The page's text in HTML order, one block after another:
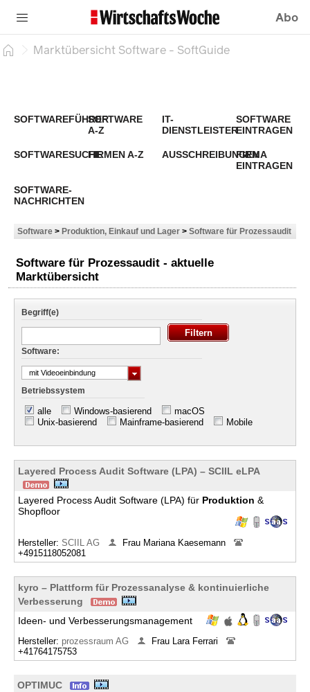
Abo
Marktübersicht Software - SoftGuide
SOFTWAREFÜHRERSOFTWARE
A-Z
IT-
DIENSTLEISTER
SOFTWARE
EINTRAGEN
SOFTWARESUCHEFIRMEN A-Z AUSSCHREIBUNGEN
FIRMA
EINTRAGEN
SOFTWARE-
NACHRICHTEN
Software > Produktion, Einkauf und Lager > Software für Prozessaudit
Software für Prozessaudit - aktuelle
Marktübersicht
Begriff(e)
Software:
mit Videoeinbindung
Betriebssystem
alle Windows-basierend
macOS
Unix-basierend
Mainframe-basierend Mobile
Layered Process Audit Software (LPA) – SCIIL eLPA
Layered Process Audit Software (LPA) für Produktion &
Shopfloor
Hersteller: SCIIL AG
Frau Mariana Kaesemann
+4915118052081
kyro – Plattform für Prozessanalyse & kontinuierliche
Verbesserung
Ideen- und Verbesserungsmanagement
Hersteller: prozessraum AG
Frau Lara Ferrari
+41764175753
OPTIMUC